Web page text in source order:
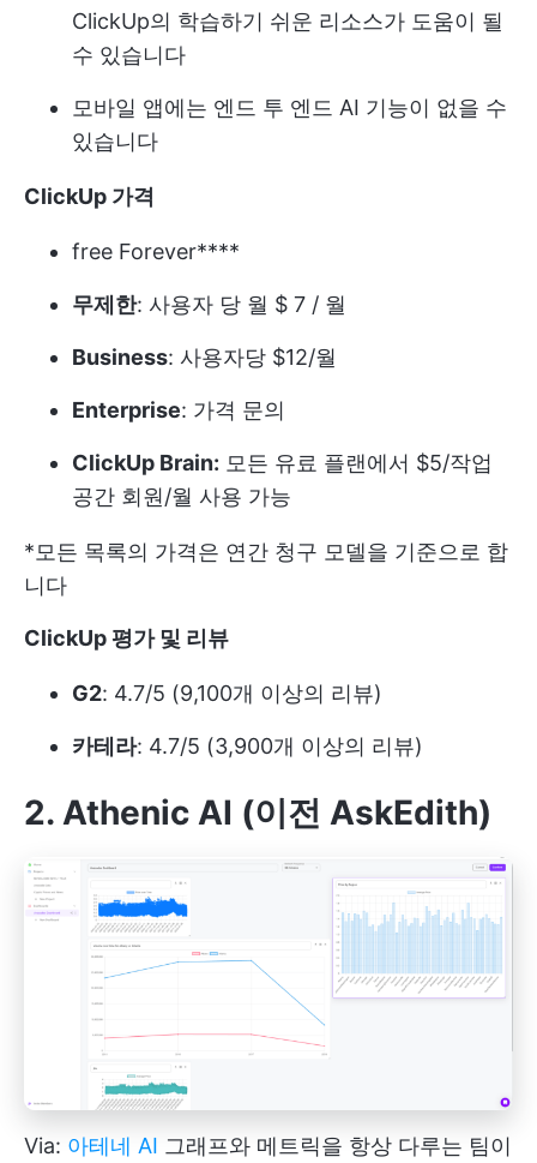
ClickUp의 학습하기 쉬운 리소스가 도움이 될
수 있습니다
모바일 앱에는 엔드 투 엔드 AI 기능이 없을 수
있습니다
ClickUp 가격
free Forever****
무제한: 사용자 당 월 $ 7 / 월
Business: 사용자당 $12/월
Enterprise: 가격 문의
ClickUp Brain: 모든 유료 플랜에서 $5/작업
공간 회원/월 사용 가능
*모든 목록의 가격은 연간 청구 모델을 기준으로 합
니다
ClickUp 평가 및 리뷰
G2: 4.7/5 (9,100개 이상의 리뷰)
카테라: 4.7/5 (3,900개 이상의 리뷰)
2. Athenic AI (이전 AskEdith)
Via: 아테네 AI 그래프와 메트릭을 항상 다루는 팀이